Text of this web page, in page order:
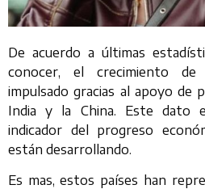
De acuerdo a últimas
conocer, el crecimiento
impulsado gracias al apoyo de
India y la China. Este dato
indicador del progreso
están desarrollando.
Es mas, estos países han